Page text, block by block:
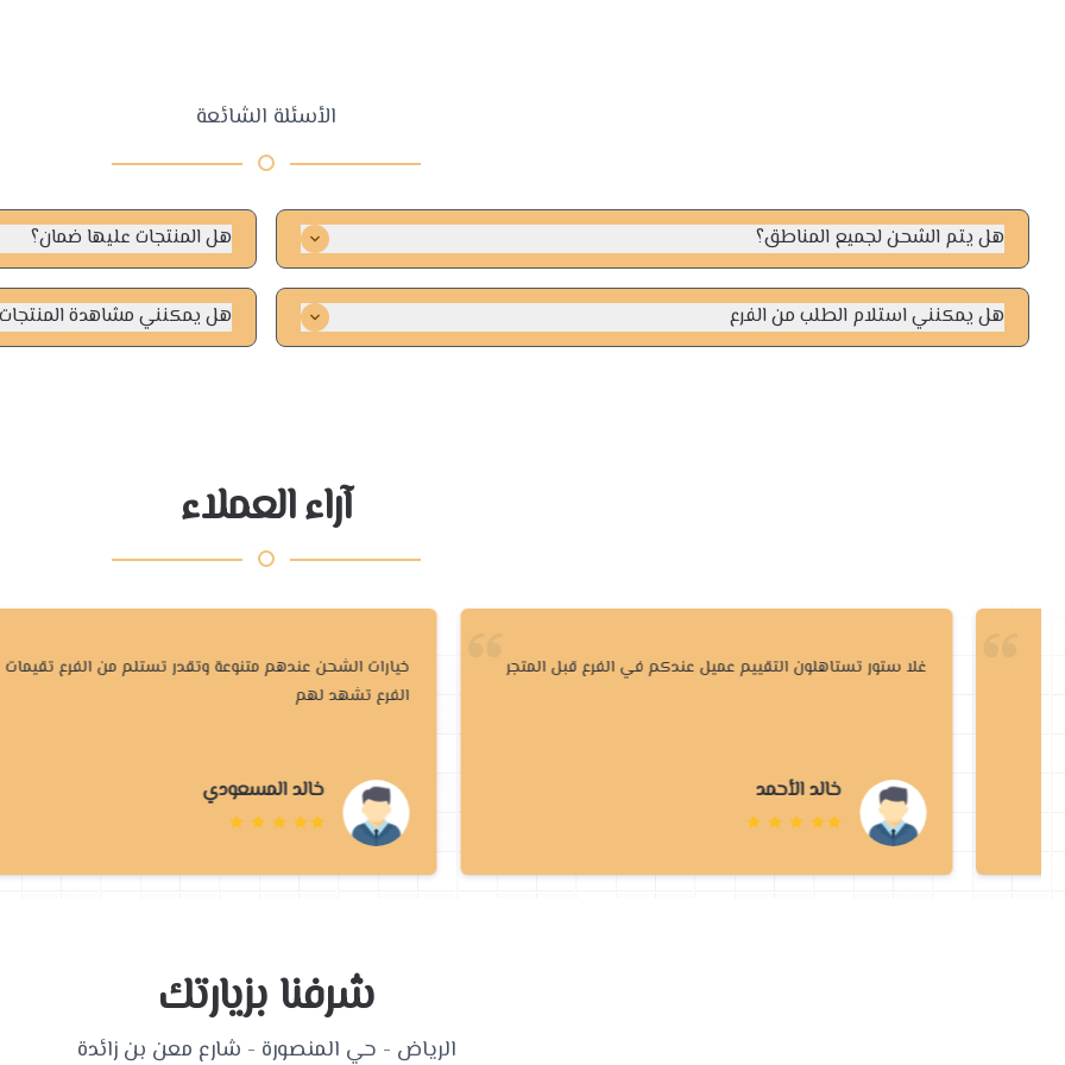
الأسئلة الشائعة
هل يتم الشحن لجميع المناطق؟ هل المنتجات عليها ضمان؟
الضمان.
هل يمكنني استلام الطلب من الفرع هل يمكنني مشاهدة
آراء العملاء
غلا ستور تستاهلون التقييم عميل عندكم في الفرع قبل المتجر
خالد الأحمد
خيارات الشحن عندهم متنوعة وتقدر تستلم من الفرع تقيمات
الفرع تشهد لهم
خالد المسعودي
شرفنا بزيارتك
الرياض - حي المنصورة - شارع معن بن زائدة